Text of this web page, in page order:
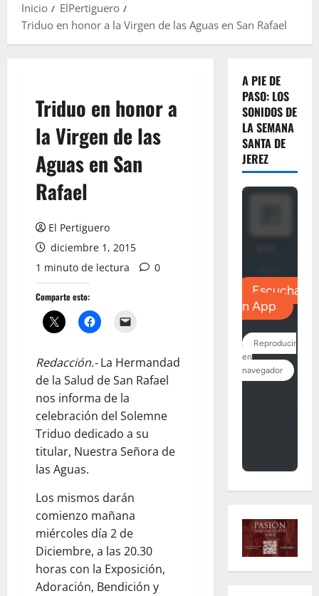
Inicio
ElPertiguero
Triduo en honor a la Virgen de las Aguas en San Rafael
Triduo en honor a
la Virgen de las
Aguas en San
Rafael
El Pertiguero
diciembre 1, 2015
1 minuto de lectura
0
Comparte esto:
Redacción.-La Hermandad
de la Salud de San Rafael
nos informa de la
celebración del Solemne
Triduo dedicado a su
titular, Nuestra Señora de
las Aguas.
Los mismos darán
comienzo mañana
miércoles día 2 de
Diciembre, a las 20.30
horas con la Exposición,
Adoración, Bendición y
A PIE DE
PASO: LOS
SONIDOS DE
LA SEMANA
SANTA DE
JEREZ